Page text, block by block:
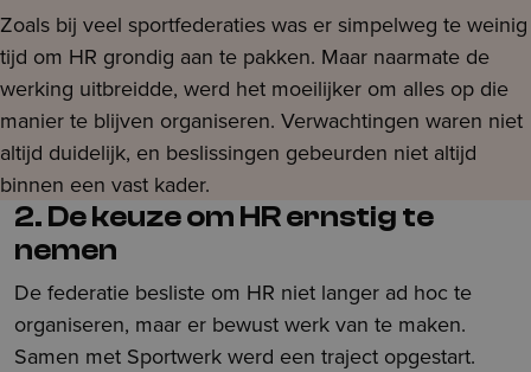
Zoals bij veel sportfederaties was er simpelweg te weinig
tijd om HR grondig aan te pakken. Maar naarmate de
werking uitbreidde, werd het moeilijker om alles op die
manier te blijven organiseren. Verwachtingen waren niet
altijd duidelijk, en beslissingen gebeurden niet altijd
binnen een vast kader.
2. De keuze om HR ernstig te
nemen
De federatie besliste om HR niet langer ad hoc te
organiseren, maar er bewust werk van te maken.
Samen met Sportwerk werd een traject opgestart.